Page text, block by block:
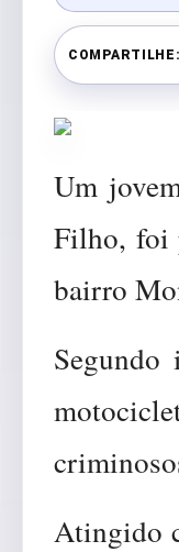
COMPARTILHE:
Um
Filho, foi
bairro
Atingido